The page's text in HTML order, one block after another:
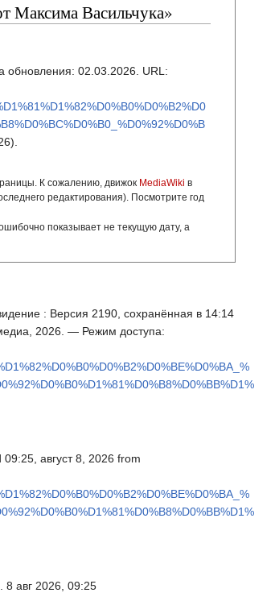
Максима Васильчука»
обновления: 02.03.2026. URL:
К сожалению, движок MediaWiki в
редактирования). Посмотрите год
показывает не текущую дату, а
: Версия 2190, сохранённая в 14:14
2026. — Режим доступа:
09:25, август 8, 2026 from
8 авг 2026, 09:25